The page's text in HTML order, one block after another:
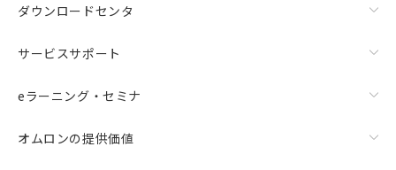
ダウンロードセンタ
サービスサポート
eラーニング・セミナ
オムロンの提供価値